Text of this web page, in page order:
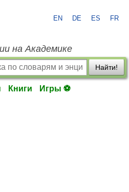
EN DE ES FR
на Академике
Найти!
Книги Игры ⚽